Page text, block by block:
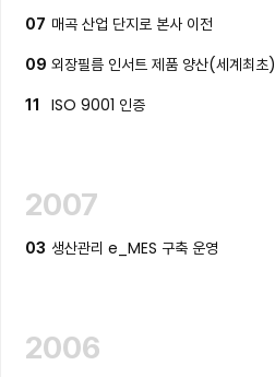
07 매곡 산업 단지로 본사 이전
09 외장필름 인서트 제품 양산(세계최초)
11 ISO 9001 인증
2007
03 생산관리 e_MES 구축 운영
2006